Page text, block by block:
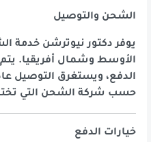
الشحن والتوصيل
يوفر دكتور نيوترشن خدمة
الأوسط وشمال أفريقيا.
حسب شركة الشحن التي
خيارات الدفع